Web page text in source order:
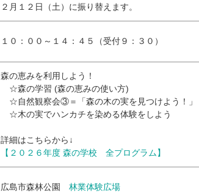
２月１２日（土）に振り替えます。
１０：００～１４：４５（受付９：３０）
森の恵みを利用しよう！
☆森の学習 (森の恵みの使い方)
☆自然観察会③＝「森の木の実を見つけよう！」
☆木の実でハンカチを染める体験をしよう
詳細はこちらから↓
【２０２６年度 森の学校 全プログラム】
広島市森林公園 林業体験広場